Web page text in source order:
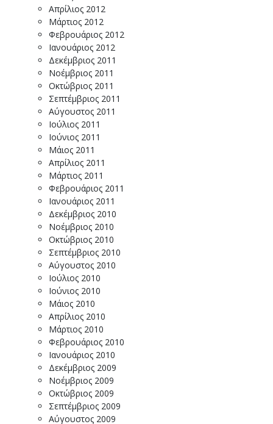
Απρίλιος 2012
Μάρτιος 2012
Φεβρουάριος 2012
Ιανουάριος 2012
Δεκέμβριος 2011
Νοέμβριος 2011
Οκτώβριος 2011
Σεπτέμβριος 2011
Αύγουστος 2011
Ιούλιος 2011
Ιούνιος 2011
Μάιος 2011
Απρίλιος 2011
Μάρτιος 2011
Φεβρουάριος 2011
Ιανουάριος 2011
Δεκέμβριος 2010
Νοέμβριος 2010
Οκτώβριος 2010
Σεπτέμβριος 2010
Αύγουστος 2010
Ιούλιος 2010
Ιούνιος 2010
Μάιος 2010
Απρίλιος 2010
Μάρτιος 2010
Φεβρουάριος 2010
Ιανουάριος 2010
Δεκέμβριος 2009
Νοέμβριος 2009
Οκτώβριος 2009
Σεπτέμβριος 2009
Αύγουστος 2009